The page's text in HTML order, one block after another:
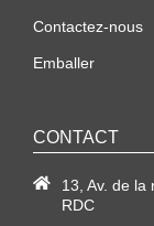
Contactez-nous
Emballer
CONTACT
13, Av. de la
RDC